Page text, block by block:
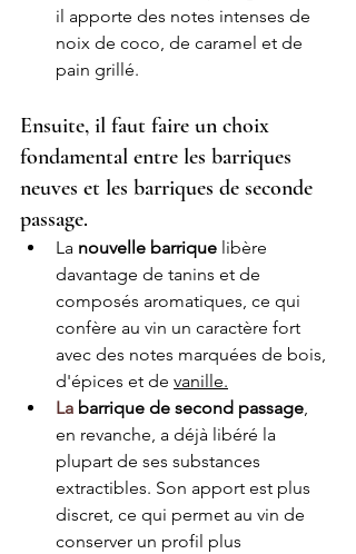
il apporte des notes intenses de
noix de coco, de caramel et de
pain grillé.
Ensuite, il faut faire un choix
fondamental entre les barriques
neuves et les barriques de seconde
passage.
La nouvelle barrique libère
davantage de tanins et de
composés aromatiques, ce qui
confère au vin un caractère fort
avec des notes marquées de bois,
d'épices et de vanille.
La barrique de second passage,
en revanche, a déjà libéré la
plupart de ses substances
extractibles. Son apport est plus
discret, ce qui permet au vin de
conserver un profil plus